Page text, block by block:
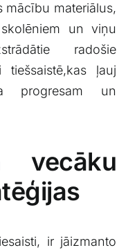
mācību materiālus,‌
un viņu
radošie
ļauj
progresam ⁤un
vecāku‍
ir jāizmanto